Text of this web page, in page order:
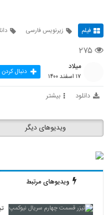
فیلم زیرنویس فارسی
۲۷۵
میلاد
۱۷ اسفند ۱۴۰۰ دنبال کردن
دانلود بیشتر
ویدیوهای دیگر
ویدیوهای مرتبط